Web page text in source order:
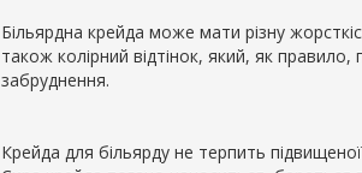
Більярдна крейда може мати різну
також колірний відтінок, який, як
забруднення.
Крейда для більярду не терпить